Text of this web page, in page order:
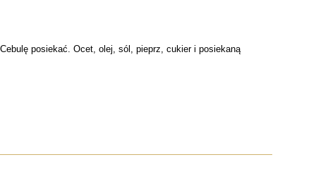
posiekać. Ocet, olej, sól, pieprz, cukier i posiekaną